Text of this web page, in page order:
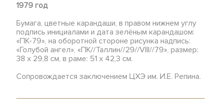
1979 год
Бумага, цветные карандаши, в правом нижнем углу
подпись инициалами и дата зелёным карандашом:
«ПК-79», на оборотной стороне рисунка надпись:
«Голубой ангел», «ПК//Таллин//29//VIII//79», размер:
38 х 29,8 см, в раме: 51 х 42,3 см.
Сопровождается заключением ЦХЭ им. И.Е. Репина.